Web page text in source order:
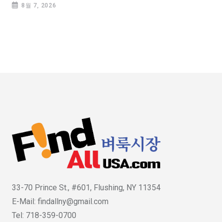
8월 7, 2026
33-70 Prince St., #601, Flushing, NY 11354
E-Mail: findallny@gmail.com
Tel: 718-359-0700